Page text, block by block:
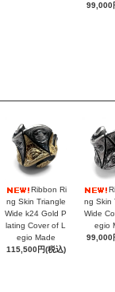
99,000
Ribbon Ri
ng Skin Triangle
Wide k24 Gold P
lating Cover of L
egio Made
115,500円(税込)
ng Skin
Wide
egio
99,000